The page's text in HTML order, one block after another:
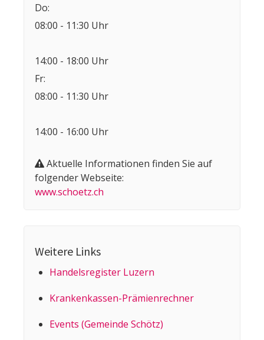
Do:
08:00 - 11:30 Uhr
14:00 - 18:00 Uhr
Fr:
08:00 - 11:30 Uhr
14:00 - 16:00 Uhr
Aktuelle Informationen finden Sie auf
folgender Webseite:
www.schoetz.ch
Weitere Links
Handelsregister Luzern
Kranken­kassen-Prämien­rechner
Events (Gemeinde Schötz)